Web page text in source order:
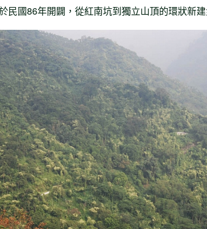
民國86年開闢，從紅南坑到獨立山頂的環狀新建